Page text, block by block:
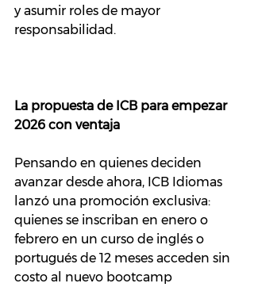
y asumir roles de mayor
responsabilidad.
La propuesta de ICB para empezar
2026 con ventaja
Pensando en quienes deciden
avanzar desde ahora, ICB Idiomas
lanzó una promoción exclusiva:
quienes se inscriban en enero o
febrero en un curso de inglés o
portugués de 12 meses acceden sin
costo al nuevo bootcamp